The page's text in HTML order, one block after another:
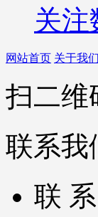
关注
网站首页 关于我们
扫二维
联系我
联